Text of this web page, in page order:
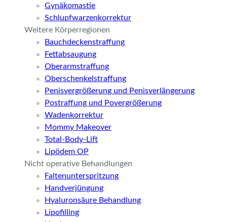
Gynäkomastie
Schlupfwarzenkorrektur
Weitere Körperregionen
Bauchdeckenstraffung
Fettabsaugung
Oberarmstraffung
Oberschenkelstraffung
Penisvergrößerung und Penisverlängerung
Postraffung und Povergrößerung
Wadenkorrektur
Mommy Makeover
Total-Body-Lift
Lipödem OP
Nicht operative Behandlungen
Faltenunterspritzung
Handverjüngung
Hyaluronsäure Behandlung
Lipofilling